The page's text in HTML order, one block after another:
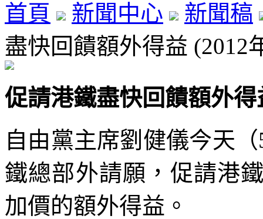
首頁 新聞中心
新聞稿
盡快回饋額外得益 (2012
促請港鐵盡快回饋額外得
自由黨主席劉健儀今天
鐵總部外請願，促請港
加價的額外得益。